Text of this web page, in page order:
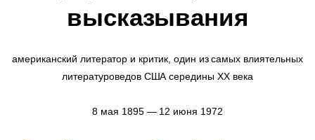
высказывания
американский литератор и критик, один из самых влиятельных
литературоведов США середины XX века
8 мая 1895 — 12 июня 1972